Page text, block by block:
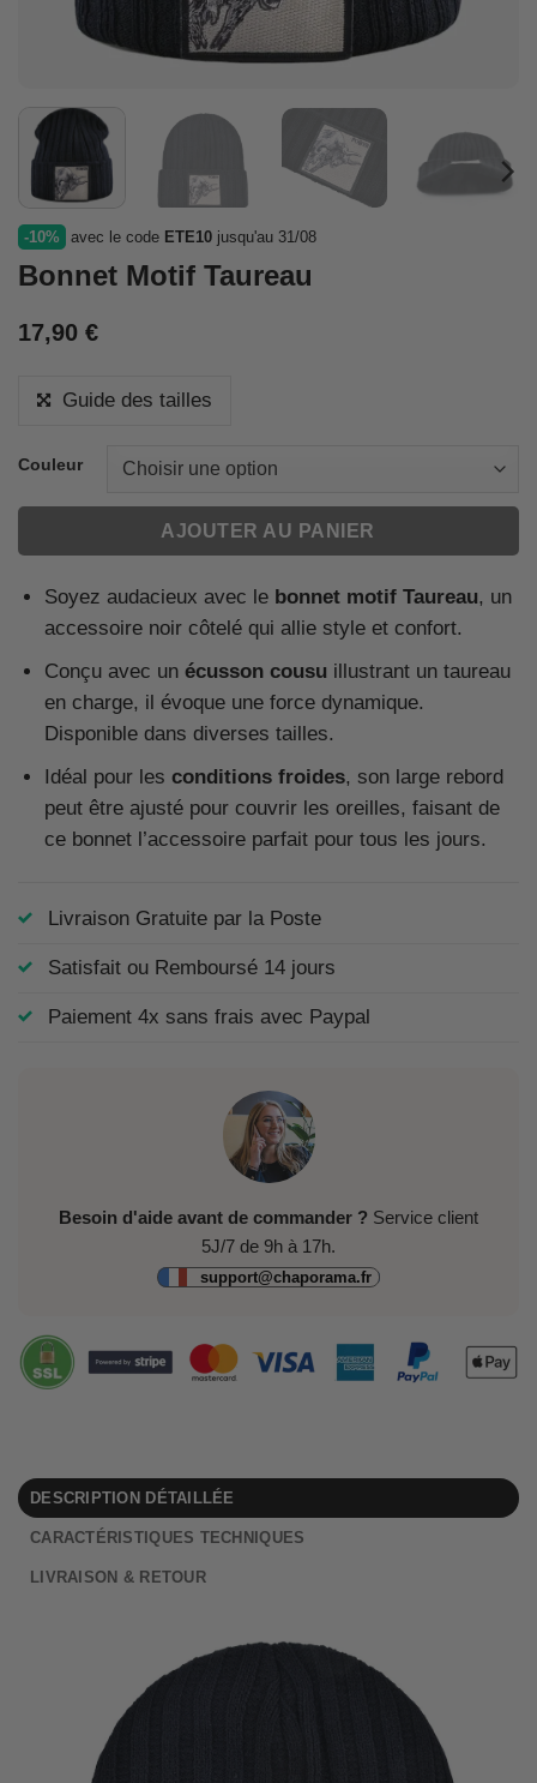
-10% avec le code ETE10 jusqu'au 31/08
Bonnet Motif Taureau
17,90 €
Guide des tailles
Couleur
AJOUTER AU PANIER
Soyez audacieux avec le bonnet motif Taureau, un
accessoire noir côtelé qui allie style et confort.
Conçu avec un écusson cousu illustrant un taureau
en charge, il évoque une force dynamique.
Disponible dans diverses tailles.
Idéal pour les conditions froides, son large rebord
peut être ajusté pour couvrir les oreilles, faisant de
ce bonnet l’accessoire parfait pour tous les jours.
Livraison Gratuite par la Poste
Satisfait ou Remboursé 14 jours
Paiement 4x sans frais avec Paypal
Besoin d'aide avant de commander ? Service client
5J/7 de 9h à 17h.
support@chaporama.fr
DESCRIPTION DÉTAILLÉE
CARACTÉRISTIQUES TECHNIQUES
LIVRAISON & RETOUR